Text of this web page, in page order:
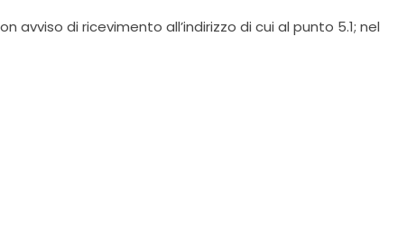
di ricevimento all’indirizzo di cui al punto 5.1; nel